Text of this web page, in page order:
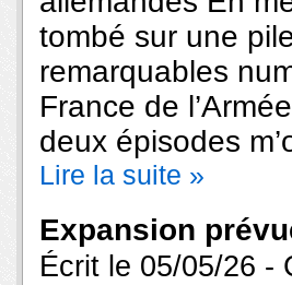
tombé sur une
remarquables
France de
deux épisodes
Lire la suite »
Expansion
Écrit le 05/05/26 -